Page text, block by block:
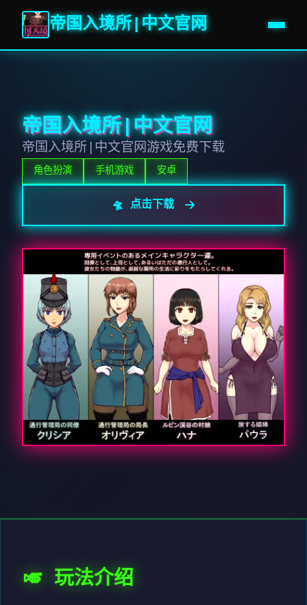
帝国入境所|中文官网
帝国入境所|中文官网
帝国入境所|中文官网游戏免费下载
角色扮演 手机游戏 安卓
🛸 点击下载
🎺 玩法介绍